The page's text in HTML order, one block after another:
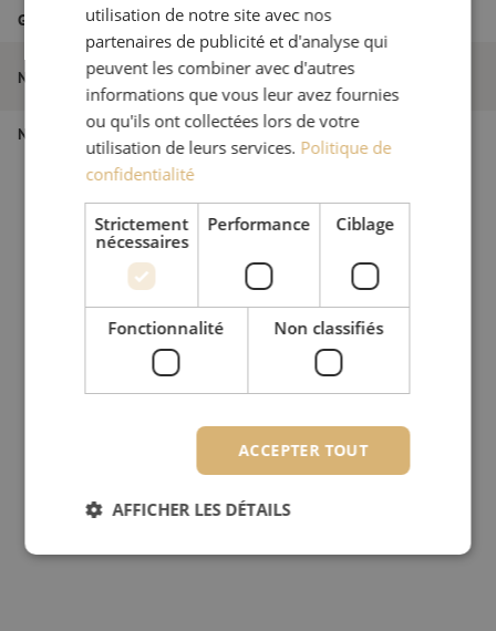
Grade B
Nom de l'article
Jarretière optique simplex SM, LC/PC-
SC/PC, 1.8mm, 23m
Numéro d'article M20000394
utilisation de notre site avec nos
partenaires de publicité et d'analyse qui
peuvent les combiner avec d'autres
informations que vous leur avez fournies
ou qu'ils ont collectées lors de votre
utilisation de leurs services. Politique de
confidentialité
Strictement
nécessaires
Performance Ciblage
Fonctionnalité Non classifiés
ACCEPTER TOUT
AFFICHER LES DÉTAILS